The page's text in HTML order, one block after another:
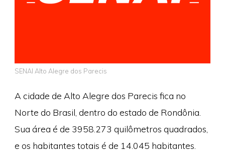
SENAI Alto Alegre dos Parecis
A cidade de Alto Alegre dos Parecis fica no
Norte do Brasil, dentro do estado de Rondônia.
Sua área é de 3958.273 quilômetros quadrados,
e os habitantes totais é de 14.045 habitantes.